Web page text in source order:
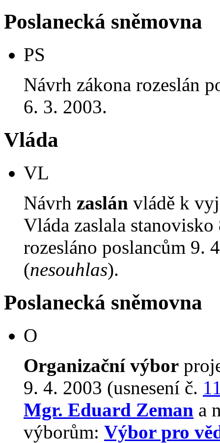
Poslanecká sněmovna
PS
Návrh zákona rozeslán
6. 3. 2003.
Vláda
VL
Návrh zaslán vládě k
Vláda zaslala
rozesláno poslancům 9.
(nesouhlas).
Poslanecká sněmovna
O
Organizační výbor
9. 4. 2003 (usnesení č.
Mgr. Eduard Zeman a
výborům: Výbor pro